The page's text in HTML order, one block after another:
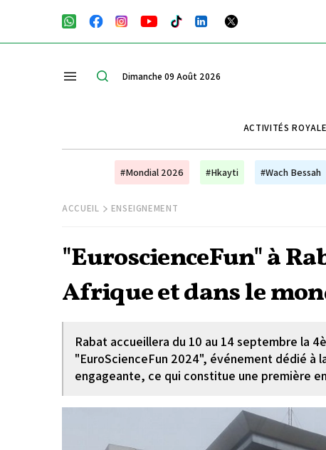
Dimanche 09 Août 2026
ACTIVITÉS
#Mondial 2026 #Hkayti #Wach Bessah
ACCUEIL ENSEIGNEMENT
"EuroscienceFun" à
Afrique et dans le
Rabat accueillera du 10 au 14 septembre la
"EuroScienceFun 2024", événement dédié à
engageante, ce qui constitue une première